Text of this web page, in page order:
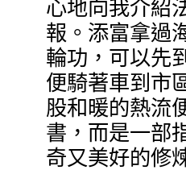
心地向我介紹
報。添富拿過
輪功，可以先
便騎著車到市
股和暖的熱流
書，而是一部
奇又美好的修